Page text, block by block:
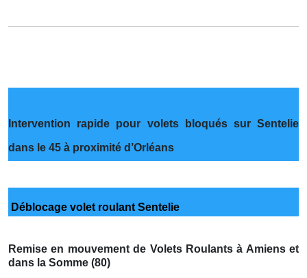
Intervention rapide pour volets bloqués sur Sentelie
dans le 45 à proximité d’Orléans
Déblocage volet roulant Sentelie
Remise en mouvement de Volets Roulants à Amiens et
dans la Somme (80)